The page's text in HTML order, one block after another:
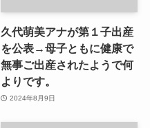
久代萌美アナが第１子出産
を公表→母子ともに健康で
無事ご出産されたようで何
よりです。
2024年8月9日